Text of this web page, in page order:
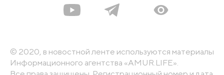
© 2020, в новостной ленте используются материалы
Информационного агентства «AMUR.LIFE».